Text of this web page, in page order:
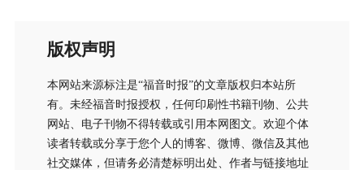
版权声明
本网站来源标注是“福音时报”的文章版权归本站所
有。未经福音时报授权，任何印刷性书籍刊物、公共
网站、电子刊物不得转载或引用本网图文。欢迎个体
读者转载或分享于您个人的博客、微博、微信及其他
社交媒体，但请务必清楚标明出处、作者与链接地址